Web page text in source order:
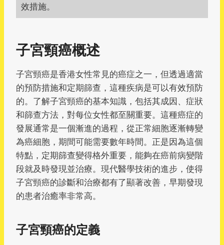
效措施。
子宮頸癌概述
子宮頸癌是香港女性常見的癌症之一，但透過適當
的預防措施和定期篩查，這種疾病是可以有效預防
的。了解子宮頸癌的基本知識，包括其成因、症狀
和篩查方法，對每位女性都至關重要。這種癌症的
發展通常是一個漸進的過程，從正常細胞逐漸轉變
為癌細胞，期間可能需要數年時間。正是因為這個
特點，定期篩查變得格外重要，能夠在癌前病變階
段就及時發現並治療。現代醫學技術的進步，使得
子宮頸癌的診斷和治療都有了顯著改善，早期發現
的患者治癒率非常高。
子宮頸癌的定義